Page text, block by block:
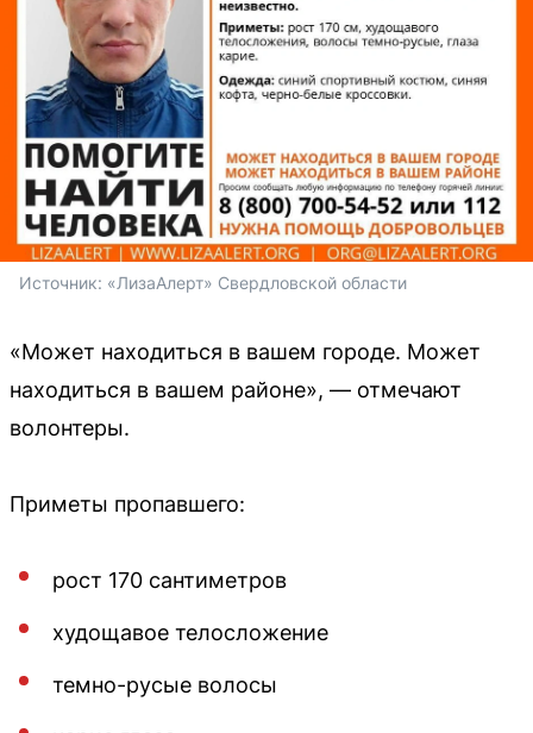
Источник: «ЛизаАлерт» Свердловской области
«Может находиться в вашем городе. Может
находиться в вашем районе», — отмечают
волонтеры.
Приметы пропавшего:
рост 170 сантиметров
худощавое телосложение
темно-русые волосы